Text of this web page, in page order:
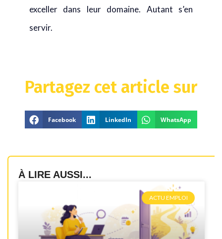
exceller dans leur domaine. Autant s’en
servir.
Partagez cet article sur
Facebook LinkedIn WhatsApp
À LIRE AUSSI...
ACTU EMPLOI